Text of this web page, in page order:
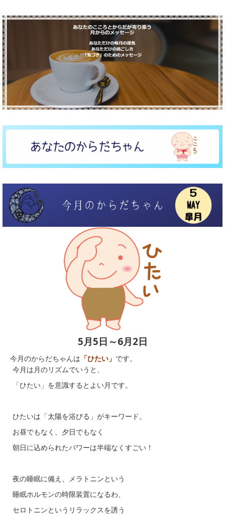
5月5日～6月2日
今月のからだちゃんは 「ひたい」 です。
今月は月のリズムでいうと、
「ひたい」を意識するとよい月です。
ひたいは「太陽を浴びる」がキーワード。
お昼でもなく、夕日でもなく
朝日に込められたパワーは半端なくすごい！
夜の睡眠に備え、メラトニンという
睡眠ホルモンの時限装置になるわ、
セロトニンというリラックスを誘う